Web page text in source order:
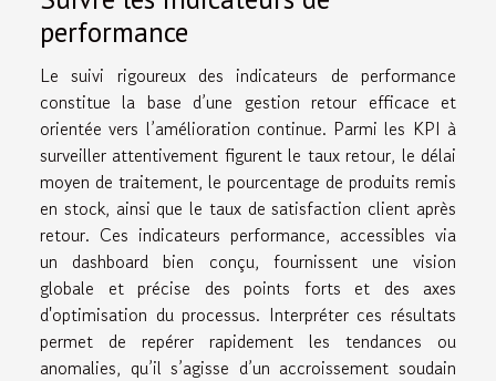
performance
Le suivi rigoureux des indicateurs de performance
constitue la base d’une gestion retour efficace et
orientée vers l’amélioration continue. Parmi les KPI à
surveiller attentivement figurent le taux retour, le délai
moyen de traitement, le pourcentage de produits remis
en stock, ainsi que le taux de satisfaction client après
retour. Ces indicateurs performance, accessibles via
un dashboard bien conçu, fournissent une vision
globale et précise des points forts et des axes
d'optimisation du processus. Interpréter ces résultats
permet de repérer rapidement les tendances ou
anomalies, qu’il s’agisse d’un accroissement soudain